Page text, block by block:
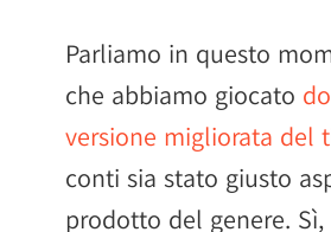
Parliamo in questo
che abbiamo giocato
versione migliorata del
conti sia stato giusto
prodotto del genere.